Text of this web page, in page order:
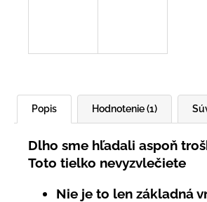
Popis Hodnotenie (1)
Dlho sme hľadali aspoň
Toto tielko nevyzvlečiete
Nie je to len základná